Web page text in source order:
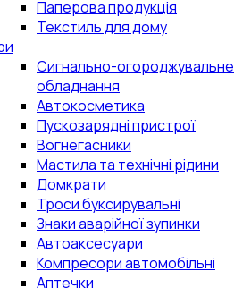
Паперова продукція
Текстиль для дому
Сигнально-огороджувальне
обладнання
Автокосметика
Пускозарядні пристрої
Вогнегасники
Мастила та технічні рідини
Домкрати
Троси буксирувальні
Знаки аварійної зупинки
Автоаксесуари
Компресори автомобільні
Аптечки